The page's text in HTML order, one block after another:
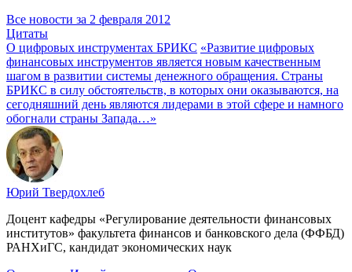
Все новости за 2 февраля 2012
Цитаты
О цифровых инструментах БРИКС «Развитие цифровых
финансовых инструментов является новым качественным
шагом в развитии системы денежного обращения. Страны
БРИКС в силу обстоятельств, в которых они оказываются, на
сегодняшний день являются лидерами в этой сфере и намного
обогнали страны Запада…»
Юрий Твердохлеб
Доцент кафедры «Регулирование деятельности финансовых
институтов» факультета финансов и банковского дела (ФФБД)
РАНХиГС, кандидат экономических наук